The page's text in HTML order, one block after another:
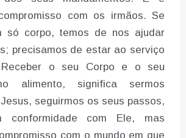
com os irmãos. Se
só corpo, temos de nos ajudar
precisamos de estar ao serviço
o seu Corpo e o seu
alimento, significa sermos
seguirmos os seus passos,
conformidade com Ele, mas
com o mundo em que